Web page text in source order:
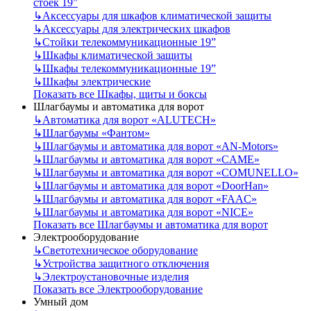
стоек 19”
↳Аксессуары для шкафов климатической защиты
↳Аксессуары для электрических шкафов
↳Стойки телекоммуникационные 19”
↳Шкафы климатической защиты
↳Шкафы телекоммуникационные 19”
↳Шкафы электрические
Показать все Шкафы, щиты и боксы
Шлагбаумы и автоматика для ворот
↳Автоматика для ворот «ALUTECH»
↳Шлагбаумы «Фантом»
↳Шлагбаумы и автоматика для ворот «AN-Motors»
↳Шлагбаумы и автоматика для ворот «CAME»
↳Шлагбаумы и автоматика для ворот «COMUNELLO»
↳Шлагбаумы и автоматика для ворот «DoorHan»
↳Шлагбаумы и автоматика для ворот «FAAC»
↳Шлагбаумы и автоматика для ворот «NICE»
Показать все Шлагбаумы и автоматика для ворот
Электрооборудование
↳Светотехническое оборудование
↳Устройства защитного отключения
↳Электроустановочные изделия
Показать все Электрооборудование
Умный дом